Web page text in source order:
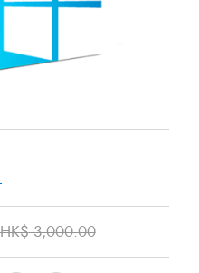
HK$3,000.00